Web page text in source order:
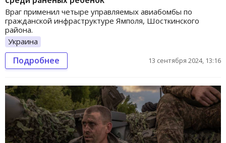
Враг применил четыре управляемых авиабомбы по
гражданской инфраструктуре Ямполя, Шосткинского
района.
Украина
Подробнее 13 сентября 2024, 13:16